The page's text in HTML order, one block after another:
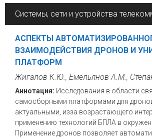
Системы, сети и устройства
АСПЕКТЫ
ВЗАИМОДЕЙСТВИЯ ДРОНОВ И
ПЛАТФОРМ
Жигалов К.Ю., Емельянов А.М.,
Аннотация: Исследования в области
самосборными платформами для
актуальными, изза возрастающего
применению технологий БПЛА в
Применение дронов позволяет